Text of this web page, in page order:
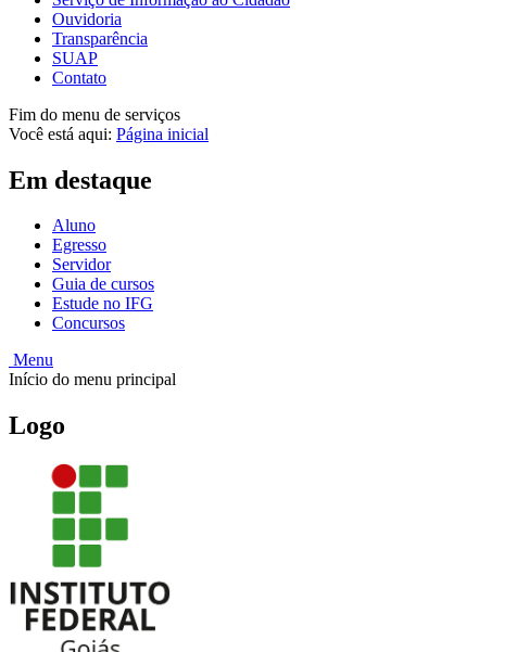
Ouvidoria
Transparência
SUAP
Contato
Fim do menu de serviços
Você está aqui: Página inicial
Em destaque
Aluno
Egresso
Servidor
Guia de cursos
Estude no IFG
Concursos
Menu
Início do menu principal
Logo